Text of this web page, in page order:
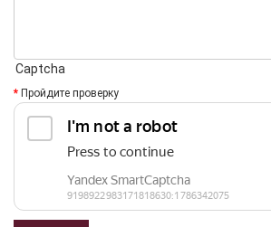
Captcha
Пройдите проверку